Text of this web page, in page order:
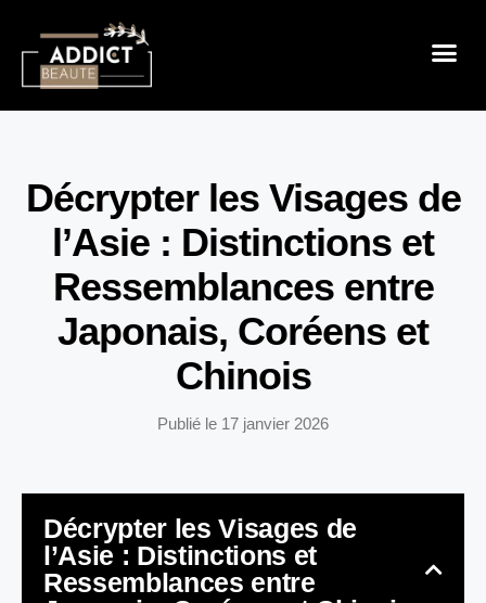
Décrypter les Visages de
l’Asie : Distinctions et
Ressemblances entre
Japonais, Coréens et
Chinois
Publié le 17 janvier 2026
Décrypter les Visages de
l’Asie : Distinctions et
Ressemblances entre